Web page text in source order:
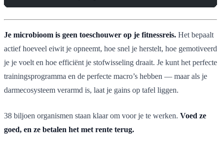
Je microbioom is geen toeschouwer op je fitnessreis. Het bepaalt
actief hoeveel eiwit je opneemt, hoe snel je herstelt, hoe gemotiveerd
je je voelt en hoe efficiënt je stofwisseling draait. Je kunt het perfecte
trainingsprogramma en de perfecte macro’s hebben — maar als je
darmecosysteem verarmd is, laat je gains op tafel liggen.
38 biljoen organismen staan klaar om voor je te werken. Voed ze
goed, en ze betalen het met rente terug.